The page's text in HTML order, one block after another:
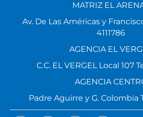
MATRIZ EL
Av. De Las Américas y
4111786
AGENCIA EL
C.C. EL VERGEL Local 107
AGENCIA
Padre Aguirre y G. Colombia